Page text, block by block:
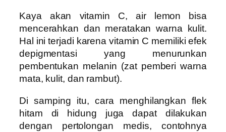
Kaya akan vitamin C, air lemon bisa
mencerahkan dan meratakan warna kulit.
Hal ini terjadi karena vitamin C memiliki efek
depigmentasi yang menurunkan
pembentukan melanin (zat pemberi warna
mata, kulit, dan rambut).
Di samping itu, cara menghilangkan flek
hitam di hidung juga dapat dilakukan
dengan pertolongan medis, contohnya